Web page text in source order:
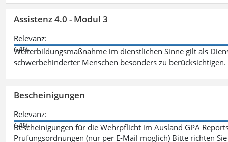
Assistenz 4.0 - Modul 3
Relevanz:
64%
Weiterbildungsmaßnahme im dienstlichen Sinne gilt als
schwerbehinderter Menschen besonders zu
Bescheinigungen
Relevanz:
64%
Bescheinigungen für die Wehrpflicht im Ausland GPA
Prüfungsordnungen (nur per E-Mail möglich) Bitte richten